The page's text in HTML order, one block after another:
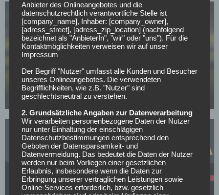
Mit nur 30 Jahren: BVB-Abwehrspieler Niklas Süle
beendet im Sommer seine Laufbahn
07.05.2026
BORUSSIA DORTMUND
BVB-Knaller: Erster Sommertransfer soll bereits
Anbieter des Onlineangebotes und die
datenschutzrechtlich verantwortliche Stelle ist
[company_name], Inhaber: [company_owner],
[adress_street], [adress_zip_location] (nachfolgend
bezeichnet als "AnbieterIn", "wir" oder "uns"). Für die
Kontaktmöglichkeiten verweisen wir auf unser
Impressum
Der Begriff "Nutzer" umfasst alle Kunden und Besucher
unseres Onlineangebotes. Die verwendeten
Begrifflichkeiten, wie z.B. "Nutzer" sind
geschlechtsneutral zu verstehen.
2. Grundsätzliche Angaben zur Datenverarbeitung
Wir verarbeiten personenbezogene Daten der Nutzer
nur unter Einhaltung der einschlägigen
Datenschutzbestimmungen entsprechend den
Geboten der Datensparsamkeit- und
Datenvermeidung. Das bedeutet die Daten der Nutzer
werden nur beim Vorliegen einer gesetzlichen
Erlaubnis, insbesondere wenn die Daten zur
Erbringung unserer vertraglichen Leistungen sowie
Online-Services erforderlich, bzw. gesetzlich